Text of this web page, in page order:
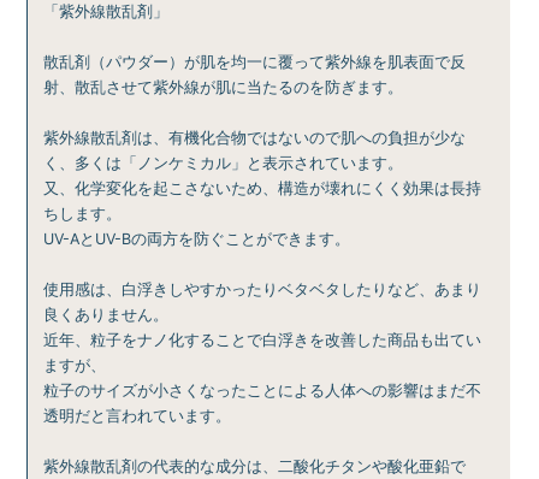
「紫外線散乱剤」
散乱剤（パウダー）が肌を均一に覆って紫外線を肌表面で反
射、散乱させて紫外線が肌に当たるのを防ぎます。
紫外線散乱剤は、有機化合物ではないので肌への負担が少な
く、多くは「ノンケミカル」と表示されています。
又、化学変化を起こさないため、構造が壊れにくく効果は長持
ちします。
UV-AとUV-Bの両方を防ぐことができます。
使用感は、白浮きしやすかったりベタベタしたりなど、あまり
良くありません。
近年、粒子をナノ化することで白浮きを改善した商品も出てい
ますが、
粒子のサイズが小さくなったことによる人体への影響はまだ不
透明だと言われています。
紫外線散乱剤の代表的な成分は、二酸化チタンや酸化亜鉛で